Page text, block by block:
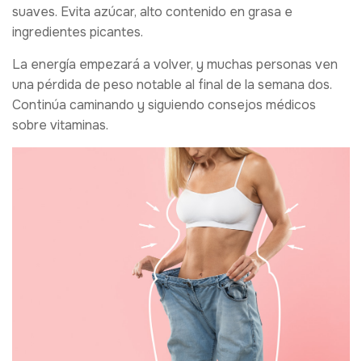
suaves. Evita azúcar, alto contenido en grasa e
ingredientes picantes.
La energía empezará a volver, y muchas personas ven
una pérdida de peso notable al final de la semana dos.
Continúa caminando y siguiendo consejos médicos
sobre vitaminas.